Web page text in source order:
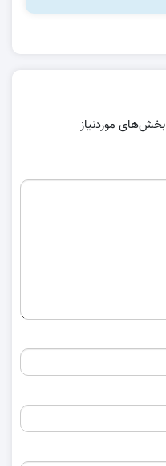
بخش‌های موردنیاز